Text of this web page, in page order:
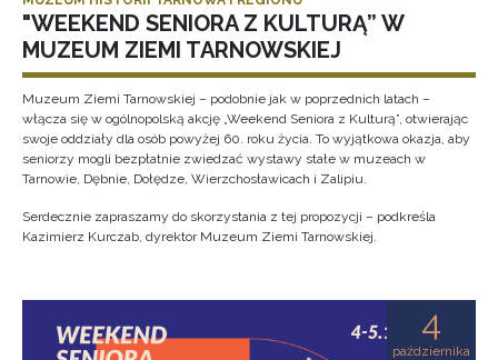
"WEEKEND SENIORA Z KULTURĄ” W
MUZEUM ZIEMI TARNOWSKIEJ
Muzeum Ziemi Tarnowskiej – podobnie jak w poprzednich latach –
włącza się w ogólnopolską akcję „Weekend Seniora z Kulturą”, otwierając
swoje oddziały dla osób powyżej 60. roku życia. To wyjątkowa okazja, aby
seniorzy mogli bezpłatnie zwiedzać wystawy stałe w muzeach w
Tarnowie, Dębnie, Dołędze, Wierzchosławicach i Zalipiu.
Serdecznie zapraszamy do skorzystania z tej propozycji – podkreśla
Kazimierz Kurczab, dyrektor Muzeum Ziemi Tarnowskiej.
4
października